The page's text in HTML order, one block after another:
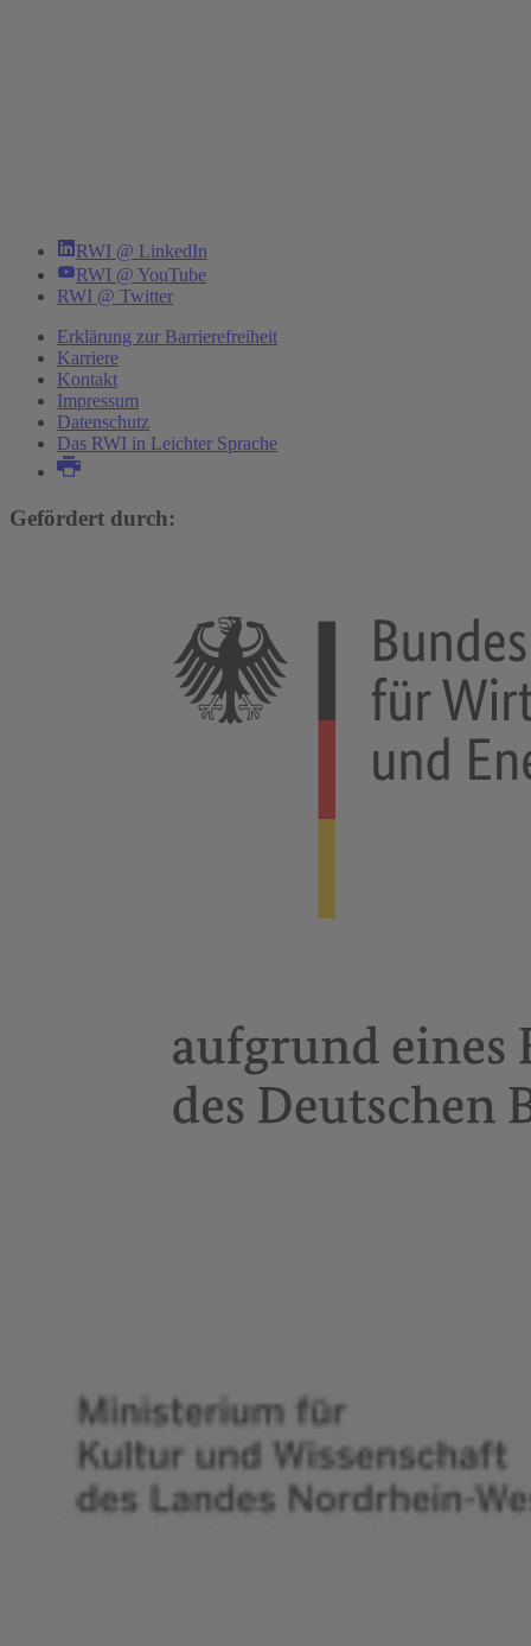
RWI @ LinkedIn
RWI @ YouTube
RWI @ Twitter
Erklärung zur Barrierefreiheit
Karriere
Kontakt
Impressum
Datenschutz
Das RWI in Leichter Sprache
Gefördert durch: